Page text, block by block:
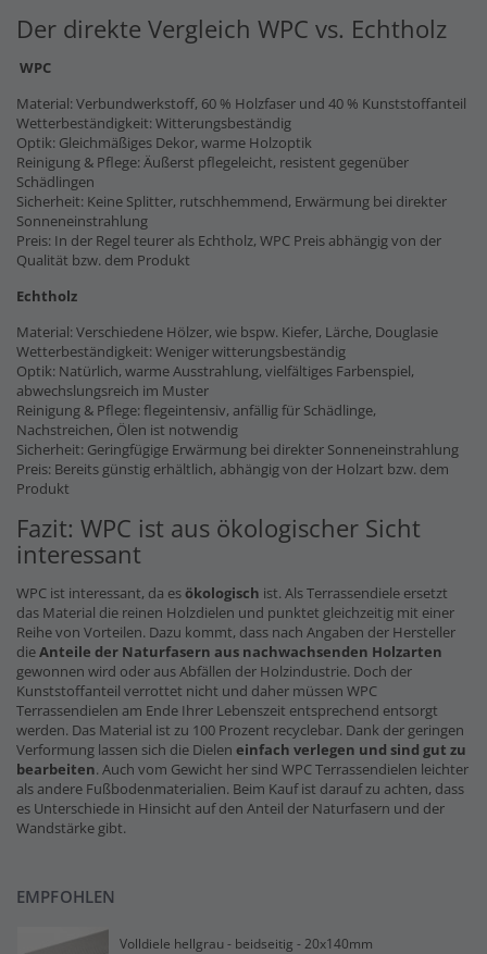
Der direkte Vergleich WPC vs. Echtholz
WPC
Material: Verbundwerkstoff, 60 % Holzfaser und 40 % Kunststoffanteil
Wetterbeständigkeit: Witterungsbeständig
Optik: Gleichmäßiges Dekor, warme Holzoptik
Reinigung & Pflege: Äußerst pflegeleicht, resistent gegenüber
Schädlingen
Sicherheit: Keine Splitter, rutschhemmend, Erwärmung bei direkter
Sonneneinstrahlung
Preis: In der Regel teurer als Echtholz, WPC Preis abhängig von der
Qualität bzw. dem Produkt
Echtholz
Material: Verschiedene Hölzer, wie bspw. Kiefer, Lärche, Douglasie
Wetterbeständigkeit: Weniger witterungsbeständig
Optik: Natürlich, warme Ausstrahlung, vielfältiges Farbenspiel,
abwechslungsreich im Muster
Reinigung & Pflege: flegeintensiv, anfällig für Schädlinge,
Nachstreichen, Ölen ist notwendig
Sicherheit: Geringfügige Erwärmung bei direkter Sonneneinstrahlung
Preis: Bereits günstig erhältlich, abhängig von der Holzart bzw. dem
Produkt
Fazit: WPC ist aus ökologischer Sicht
interessant
WPC ist interessant, da esökologisch ist. Als Terrassendiele ersetzt
das Material die reinen Holzdielen und punktet gleichzeitig mit einer
Reihe von Vorteilen. Dazu kommt, dass nach Angaben der Hersteller
dieAnteile der Naturfasern aus nachwachsenden Holzarten
gewonnen wird oder aus Abfällen der Holzindustrie. Doch der
Kunststoffanteil verrottet nicht und daher müssen WPC
Terrassendielen am Ende Ihrer Lebenszeit entsprechend entsorgt
werden. Das Material ist zu 100 Prozent recyclebar. Dank der geringen
Verformung lassen sich die Dielen einfach verlegen und sind gut zu
bearbeiten. Auch vom Gewicht her sind WPC Terrassendielen leichter
als andere Fußbodenmaterialien. Beim Kauf ist darauf zu achten, dass
es Unterschiede in Hinsicht auf den Anteil der Naturfasern und der
Wandstärke gibt.
EMPFOHLEN
Volldiele hellgrau - beidseitig - 20x140mm